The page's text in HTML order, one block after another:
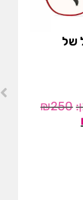
של
₪250